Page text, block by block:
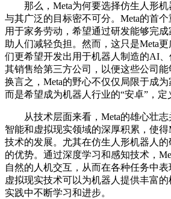
那么，Meta为何要选择仿生人形机
与其广泛的目标密不可分。Meta的首
用于家务劳动，希望通过研发能够完
助人们减轻负担。然而，这只是Meta
们更希望开发出用于机器人制造的AI
其销售给第三方公司，以便这些公司能
换言之，Meta的野心不仅仅局限于成为
而是希望成为机器人行业的“安卓”，定
从技术层面来看，Meta的雄心壮志
智能和虚拟现实领域的深厚积累，使得
技术的发展。尤其在仿生人形机器人
的优势。通过深度学习和感知技术，
自然的人机交互，从而在各种任务中表
虚拟现实技术可以为机器人提供丰富
实践中不断学习和进步。